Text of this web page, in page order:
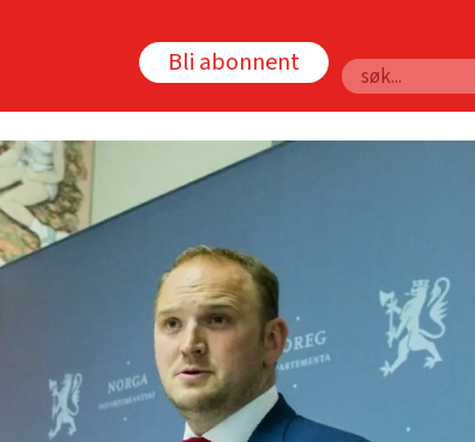
Bli abonnent
Søk